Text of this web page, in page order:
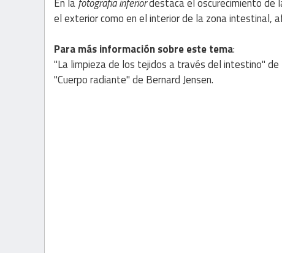
En lafotografía inferiordestaca el oscurecimiento de
el exterior como en el interior de la zona intestinal,
Para más información sobre este tema:
"La limpieza de los tejidos a través del intestino" de
"Cuerpo radiante" de Bernard Jensen.